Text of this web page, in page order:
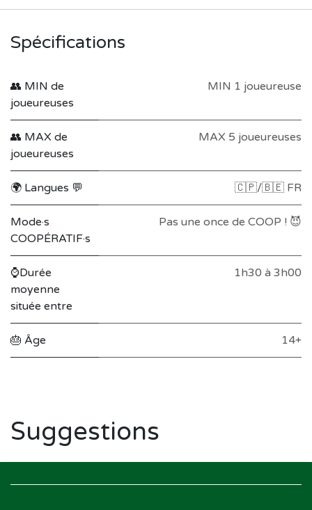
Spécifications
👥 MIN de
joueureuses
MIN 1 joueureuse
👥 MAX de
joueureuses
MAX 5 joueureuses
🌍 Langues 💬 🇨🇵/🇧🇪 FR
Mode·s
COOPÉRATIF·s
Pas une once de COOP ! 😈
⌚Durée
moyenne
située entre
1h30 à 3h00
🎂 Âge 14+
Suggestions